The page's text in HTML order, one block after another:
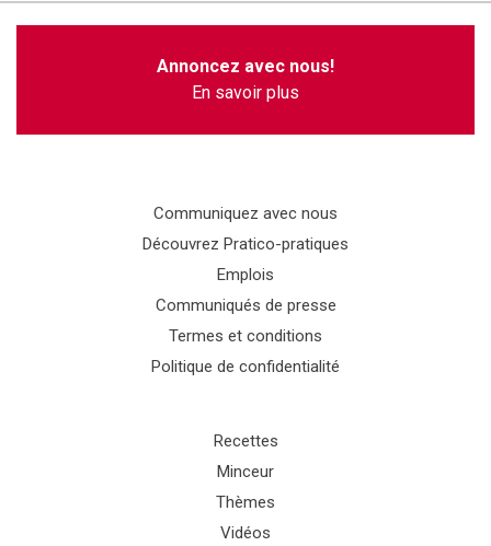
Annoncez avec nous!
En savoir plus
Communiquez avec nous
Découvrez Pratico-pratiques
Emplois
Communiqués de presse
Termes et conditions
Politique de confidentialité
Recettes
Minceur
Thèmes
Vidéos